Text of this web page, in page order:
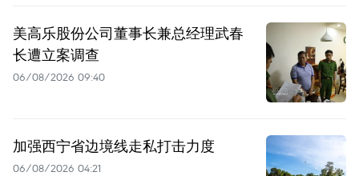
美高乐股份公司董事长兼总经理武春
长遭立案调查
06/08/2026 09:40
加强西宁省边境线走私打击力度
06/08/2026 04:21